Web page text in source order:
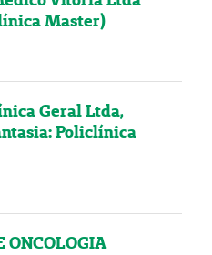
Master)
Geral Ltda,
Policlínica
ONCOLOGIA